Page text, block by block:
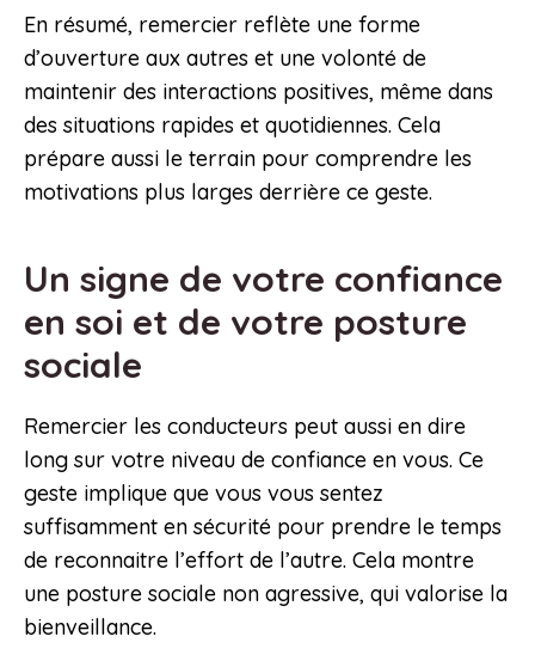
En résumé, remercier reflète une forme
d’ouverture aux autres et une volonté de
maintenir des interactions positives, même dans
des situations rapides et quotidiennes. Cela
prépare aussi le terrain pour comprendre les
motivations plus larges derrière ce geste.
Un signe de votre confiance
en soi et de votre posture
sociale
Remercier les conducteurs peut aussi en dire
long sur votre niveau de confiance en vous. Ce
geste implique que vous vous sentez
suffisamment en sécurité pour prendre le temps
de reconnaitre l’effort de l’autre. Cela montre
une posture sociale non agressive, qui valorise la
bienveillance.